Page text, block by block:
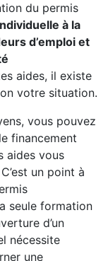
du permis
à la
d’emploi et
aides, il existe
votre situation.
vous pouvez
financement
aides vous
un point à
seule formation
d’un
nécessite
une